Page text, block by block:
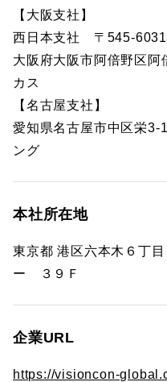
【大阪支社】
西日本支社 〒545-6031
大阪府大阪市阿倍野区
カス
【名古屋支社】
愛知県名古屋市中区栄3-
ング
本社所在地
東京都 港区六本木６丁
ー ３９Ｆ
企業URL
https://visioncon-